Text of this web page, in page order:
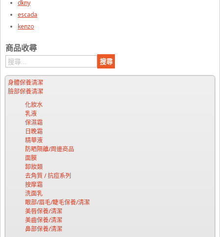
dkny
escada
kenzo
商品收尋
身體保養清潔
臉部保養清潔
化妝水
乳液
保濕霜
日晚霜
精華液
防晒隔離/周邊商品
面膜
卸妝類
去角質 / 抗痘系列
按摩霜
洗面乳
眼部/眉毛/睫毛保養/清潔
美唇保養/清潔
美齒保養/清潔
鼻部保養/清潔